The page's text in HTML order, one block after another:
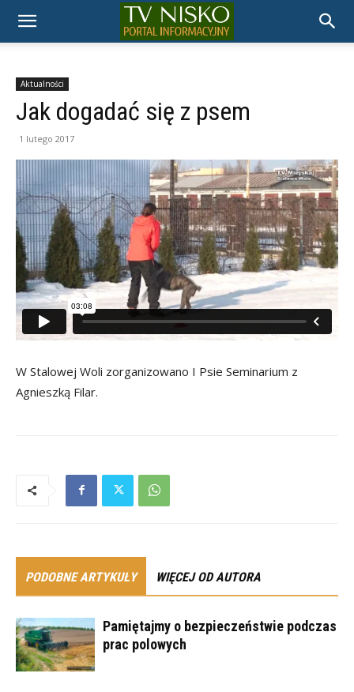
TELEWIZJA
NISKO
Aktualności
Jak dogadać się z psem
1 lutego 2017
W Stalowej Woli zorganizowano I Psie Seminarium z
Agnieszką Filar.
PODOBNE ARTYKUŁY WIĘCEJ OD AUTORA
Pamiętajmy o bezpieczeństwie podczas
prac polowych